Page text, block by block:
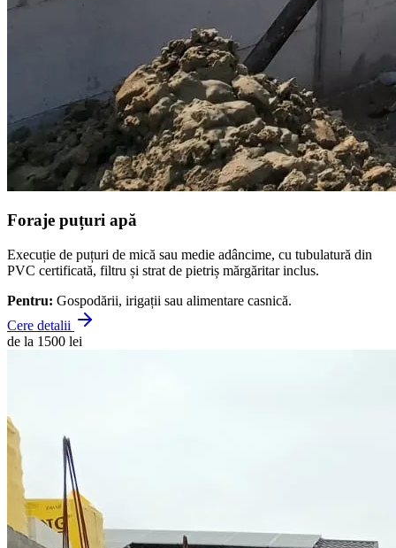
Foraje puțuri apă
Execuție de puțuri de mică sau medie adâncime, cu tubulatură din
PVC certificată, filtru și strat de pietriș mărgăritar inclus.
Pentru: Gospodării, irigații sau alimentare casnică.
Cere detalii
de la 1500 lei